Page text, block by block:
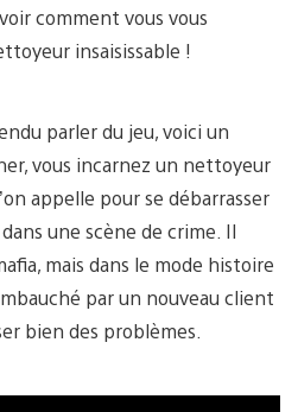
comment vous vous
insaisissable !
parler du jeu, voici un
vous incarnez un nettoyeur
appelle pour se débarrasser
une scène de crime. Il
mais dans le mode histoire
par un nouveau client
bien des problèmes.